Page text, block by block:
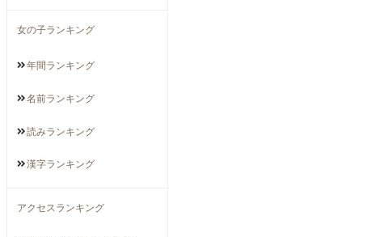
女の子ランキング
年間 ランキング
名前ランキング
読みランキング
漢字ランキング
アクセスランキング